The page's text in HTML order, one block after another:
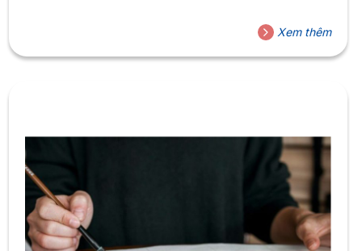
bảo đảm chất lượng đầu vào là mức điểm tối thiểu do Bộ
Giáo dục & Đào tạo quy định để các trường căn cứ vào
đó định...
Xem thêm